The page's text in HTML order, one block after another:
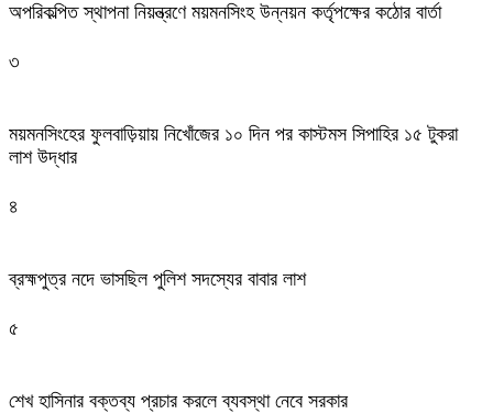
অপরিকল্পিত স্থাপনা নিয়ন্ত্রণে ময়মনসিংহ উন্নয়ন কর্তৃপক্ষের কঠোর বার্তা
৩
ময়মনসিংহের ফুলবাড়িয়ায় নিখোঁজের ১০ দিন পর কাস্টমস সিপাহির ১৫ টুকরা
লাশ উদ্ধার
৪
ব্রহ্মপুত্র নদে ভাসছিল পুলিশ সদস্যের বাবার লাশ
৫
শেখ হাসিনার বক্তব্য প্রচার করলে ব্যবস্থা নেবে সরকার